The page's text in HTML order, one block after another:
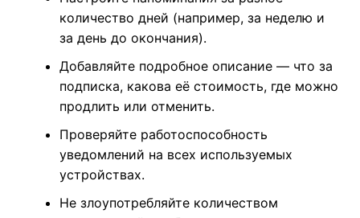
количество дней (например, за неделю и
за день до окончания).
Добавляйте подробное описание — что за
подписка, какова её стоимость, где можно
продлить или отменить.
Проверяйте работоспособность
уведомлений на всех используемых
устройствах.
Не злоупотребляйте количеством